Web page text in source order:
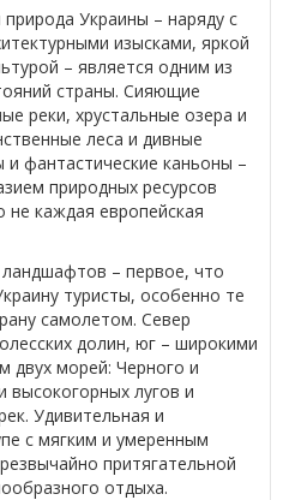
Украины – наряду с
изысками, яркой
– является одним из
страны. Сияющие
реки, хрустальные озера и
леса и дивные
фантастические каньоны –
природных ресурсов
не каждая европейская
– первое, что
туристы, особенно те
самолетом. Север
долин, юг – широкими
двух морей: Черного и
высокогорных лугов и
Удивительная и
с мягким и умеренным
притягательной
отдыха.